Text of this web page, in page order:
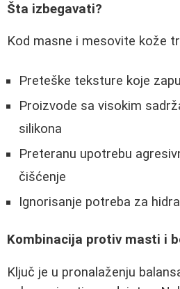
Šta izbegavati?
Kod masne i mesovite kože
Preteške teksture koje
Proizvode sa visokim
silikona
Preteranu upotrebu
čišćenje
Ignorisanje potreba za
Kombinacija protiv masti i
Ključ je u pronalaženju